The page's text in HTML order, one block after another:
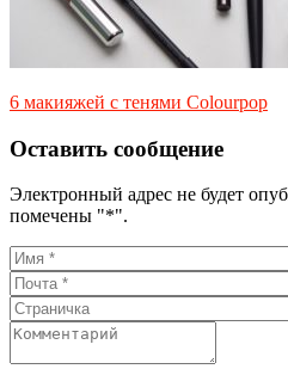
6 макияжей с тенями Colourpop
Оставить сообщение
Электронный адрес не будет
помечены "*".